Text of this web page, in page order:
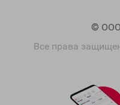
© ООО
Все права